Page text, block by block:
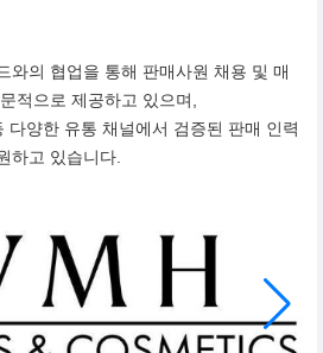
와의 협업을 통해 판매사원 채용 및 매
적으로 제공하고 있으며,
다양한 유통 채널에서 검증된 판매 인력
하고 있습니다.